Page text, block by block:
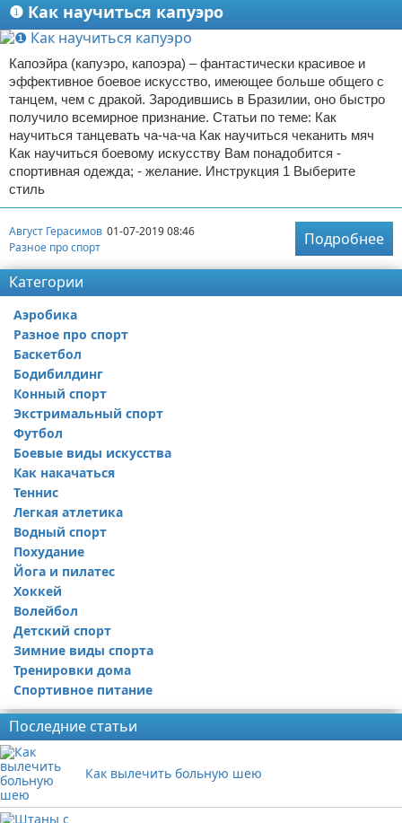
❶ Как научиться капуэро
Капоэйра (капуэро, капоэра) – фантастически красивое и
эффективное боевое искусство, имеющее больше общего с
танцем, чем с дракой. Зародившись в Бразилии, оно быстро
получило всемирное признание. Статьи по теме: Как
научиться танцевать ча-ча-ча Как научиться чеканить мяч
Как научиться боевому искусству Вам понадобится -
спортивная одежда; - желание. Инструкция 1 Выберите
стиль
Август Герасимов 01-07-2019 08:46
Разное про спорт
Подробнее
Категории
Аэробика
Разное про спорт
Баскетбол
Бодибилдинг
Конный спорт
Экстримальный спорт
Футбол
Боевые виды искусства
Как накачаться
Теннис
Легкая атлетика
Водный спорт
Похудание
Йога и пилатес
Хоккей
Волейбол
Детский спорт
Зимние виды спорта
Тренировки дома
Спортивное питание
Последние статьи
Как вылечить больную шею